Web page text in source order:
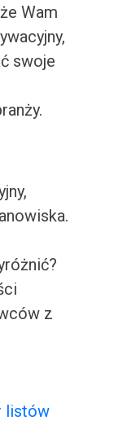
Wam
swoje
z
listów